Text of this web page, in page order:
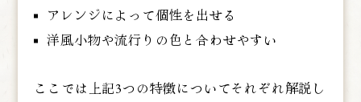
アレンジによって個性を出せる
洋風小物や流行りの色と合わせやすい
ここでは上記3つの特徴についてそれぞれ解説し